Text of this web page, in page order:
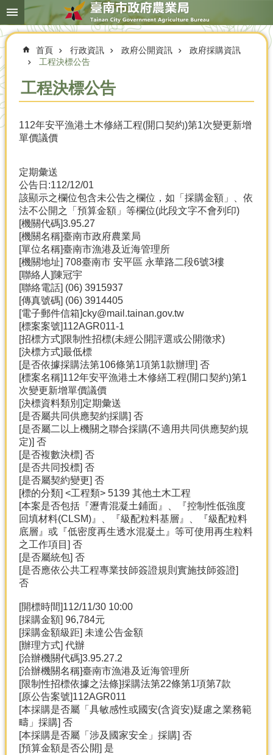
跳到主要內容區塊
搜
尋
進
簡
農
業
概
政
導
覽
類
頁
首頁 行政資訊 政府公開資訊
政府採購資訊
工程決標公告
工程決標公告
112年安平漁港土木修繕工程(開口契約)第1次變更新增
單價議價
定期彙送
公告日:112/12/01
該顯示之欄位包含未公告之欄位，如「採購金額」、依
法不公開之「預算金額」等欄位(此段文字不會列印)
[機關代碼]3.95.27
[機關名稱]臺南市政府農業局
[單位名稱]臺南市漁港及近海管理所
[機關地址] 708臺南市 安平區 永華路二段6號3樓
[聯絡人]陳冠宇
[聯絡電話] (06) 3915937
[傳真號碼] (06) 3914405
[電子郵件信箱]cky@mail.tainan.gov.tw
[標案案號]112AGR011-1
[招標方式]限制性招標(未經公開評選或公開徵求)
[決標方式]最低標
[是否依據採購法第106條第1項第1款辦理] 否
[標案名稱]112年安平漁港土木修繕工程(開口契約)第1
次變更新增單價議價
[決標資料類別]定期彙送
[是否屬共同供應契約採購] 否
[是否屬二以上機關之聯合採購(不適用共同供應契約規
定)] 否
[是否複數決標] 否
[是否共同投標] 否
[是否屬契約變更] 否
[標的分類] <工程類> 5139 其他土木工程
[本案是否包括『瀝青混凝土鋪面』、『控制性低強度
回填材料(CLSM)』、『級配粒料基層』、『級配粒料
底層』或『低密度再生透水混凝土』等可使用再生粒料
之工作項目] 否
[是否屬統包] 否
[是否應依公共工程專業技師簽證規則實施技師簽證]
否
[開標時間]112/11/30 10:00
[採購金額] 96,784元
[採購金額級距] 未達公告金額
[辦理方式] 代辦
[洽辦機關代碼]3.95.27.2
[洽辦機關名稱]臺南市漁港及近海管理所
[限制性招標依據之法條]採購法第22條第1項第7款
[原公告案號]112AGR011
[本採購是否屬「具敏感性或國安(含資安)疑慮之業務範
疇」採購] 否
[本採購是否屬「涉及國家安全」採購] 否
[預算金額是否公開] 是